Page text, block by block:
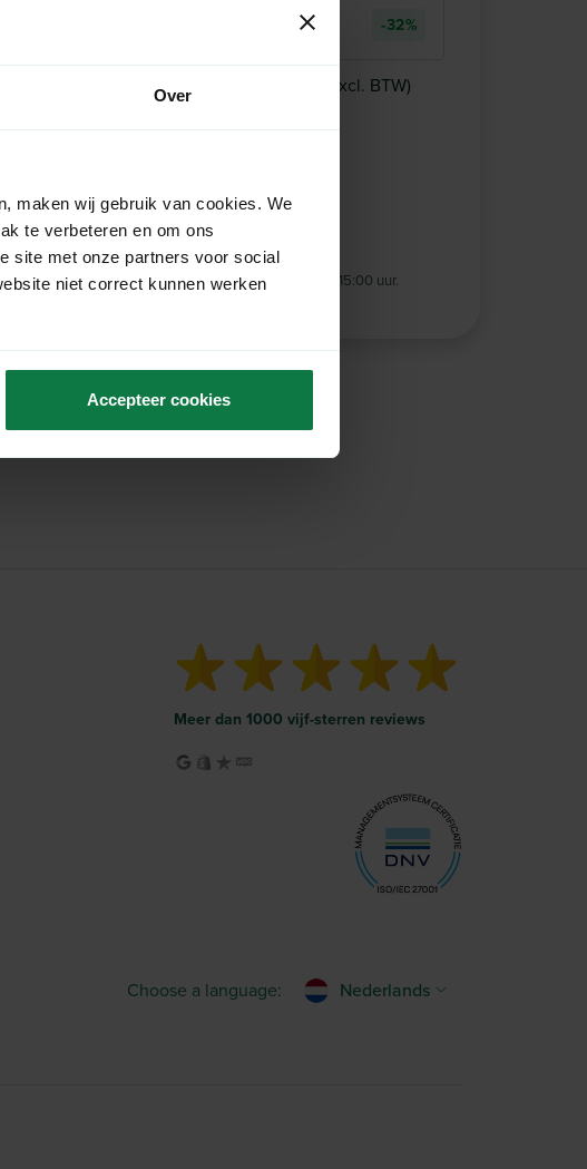
Over
maken wij gebruik van cookies. We
te verbeteren en om ons
site met onze partners voor social
niet correct kunnen werken
Accepteer cookies
€ 2,48 / stuk -32%
stuks voor:
(excl. BTW)
In winkelwagen
Dezelfde werkdag verzondenbij bestellingen vóór 15:00 uur.
Meer dan 1000 vijf-sterren reviews
Choose a language: Nederlands